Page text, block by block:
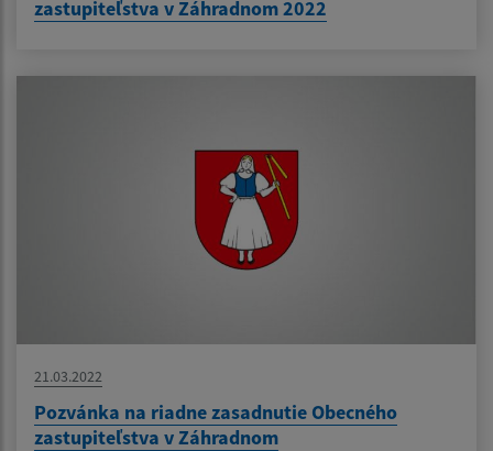
zastupiteľstva v Záhradnom 2022
21.03.2022
Pozvánka na riadne zasadnutie Obecného
zastupiteľstva v Záhradnom